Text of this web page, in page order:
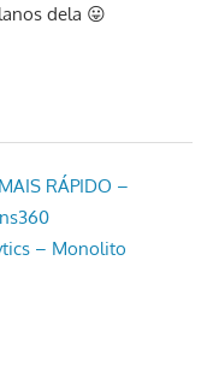
dela 😛
RÁPIDO –
– Monolito